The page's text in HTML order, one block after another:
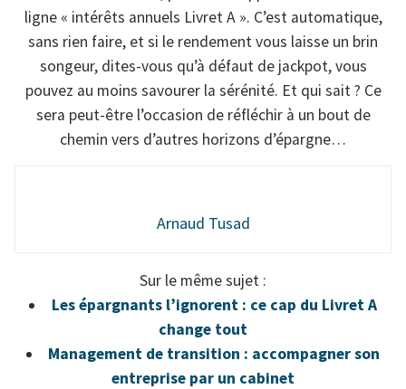
ligne « intérêts annuels Livret A ». C’est automatique,
sans rien faire, et si le rendement vous laisse un brin
songeur, dites-vous qu’à défaut de jackpot, vous
pouvez au moins savourer la sérénité. Et qui sait ? Ce
sera peut-être l’occasion de réfléchir à un bout de
chemin vers d’autres horizons d’épargne…
Arnaud Tusad
Sur le même sujet :
Les épargnants l’ignorent : ce cap du Livret A
change tout
Management de transition : accompagner son
entreprise par un cabinet